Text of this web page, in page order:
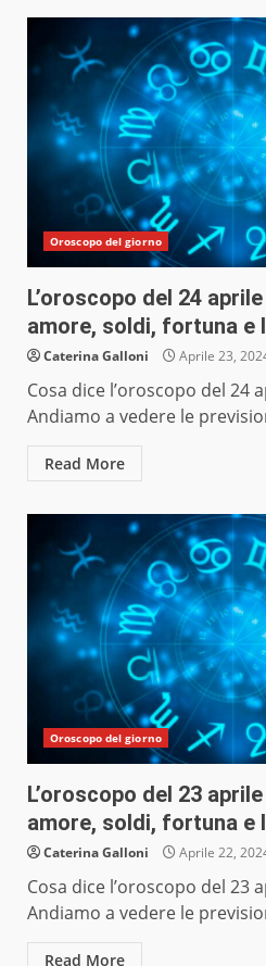
Oroscopo del giorno
L’oroscopo del 24
amore, soldi, fortuna e
Caterina Galloni Aprile 23,
Cosa dice l’oroscopo del 24
Andiamo a vedere le
Read More
Oroscopo del giorno
L’oroscopo del 23
amore, soldi, fortuna e
Caterina Galloni Aprile 22,
Cosa dice l’oroscopo del 23
Andiamo a vedere le
Read More